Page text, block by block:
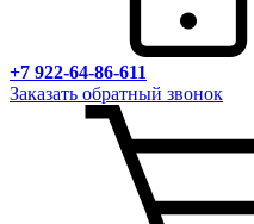
+7 922-64-86-611
Заказать обратный звонок